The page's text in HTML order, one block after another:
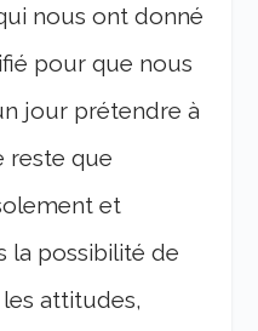
nous ont donné
pour que nous
jour prétendre à
reste que
et
la possibilité de
attitudes,